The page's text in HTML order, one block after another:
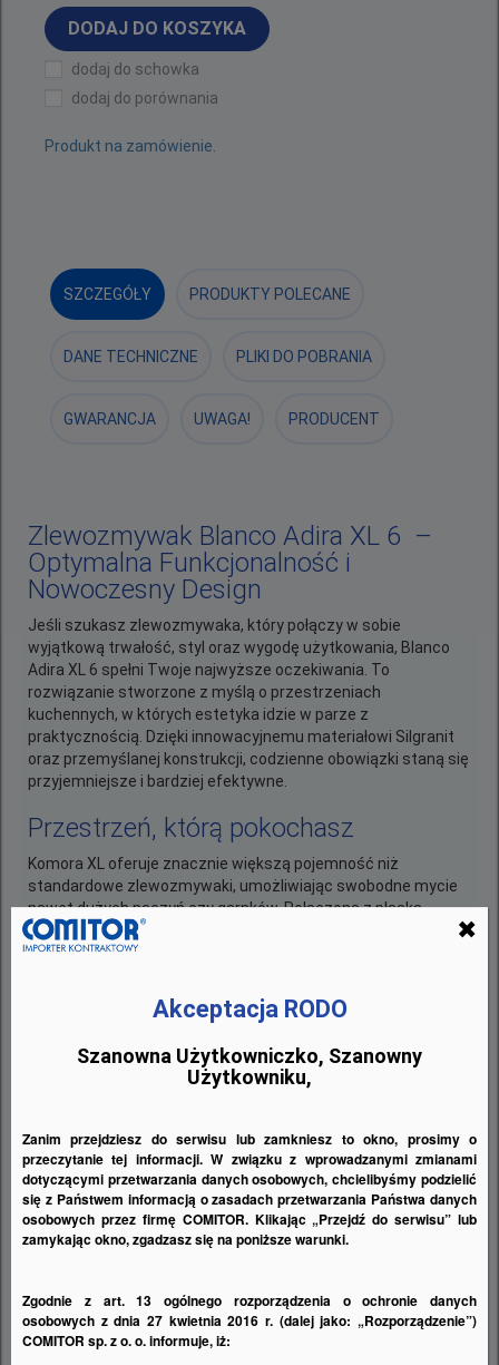
DODAJ DO KOSZYKA
dodaj do schowka
dodaj do porównania
Produkt na zamówienie.
SZCZEGÓŁY PRODUKTY POLECANE
DANE TECHNICZNE PLIKI DO POBRANIA
GWARANCJA UWAGA! PRODUCENT
Zlewozmywak Blanco Adira XL 6 –
Optymalna Funkcjonalność i
Nowoczesny Design
Jeśli szukasz zlewozmywaka, który połączy w sobie
wyjątkową trwałość, styl oraz wygodę użytkowania, Blanco
Adira XL 6 spełni Twoje najwyższe oczekiwania. To
rozwiązanie stworzone z myślą o przestrzeniach
kuchennych, w których estetyka idzie w parze z
praktycznością. Dzięki innowacyjnemu materiałowi Silgranit
oraz przemyślanej konstrukcji, codzienne obowiązki staną się
przyjemniejsze i bardziej efektywne.
Przestrzeń, którą pokochasz
Komora XL oferuje znacznie większą pojemność niż
standardowe zlewozmywaki, umożliwiając swobodne mycie
nawet dużych naczyń czy garnków. Połączona z płaską
powierzchnią odpływową zapewnia wygodne suszenie i
odstawianie przedmiotów, eliminując potrzebę dodatkowych
się bardziej funkcjonalna i uporządkowana.
Komfort dzięki inteligentnym
rozwiązaniom
odblokowywania odpływu.
Wielofunkcyjna mata ADIRA— uniwersalna, pięknie
wykończona mata ze stali nierdzewnej i silikonu, którą
możesz nakładać na komorę, tworząc dodatkową
powierzchnię roboczą lub ociekacz.
Wytrzymałość i estetyka
Akceptacja RODO
Szanowna Użytkowniczko, Szanowny
Użytkowniku,
Zanim przejdziesz do serwisu lub zamkniesz to okno, prosimy o
przeczytanie tej informacji. W związku z wprowadzanymi zmianami
dotyczącymi przetwarzania danych osobowych, chcielibyśmy podzielić
się z Państwem informacją o zasadach przetwarzania Państwa danych
osobowych przez firmę COMITOR. Klikając „Przejdź do serwisu” lub
zamykając okno, zgadzasz się na poniższe warunki.
Zgodnie z art. 13 ogólnego rozporządzenia o ochronie danych
osobowych z dnia 27 kwietnia 2016 r. (dalej jako: „Rozporządzenie”)
COMITOR sp. z o. o. informuje, iż:
✖